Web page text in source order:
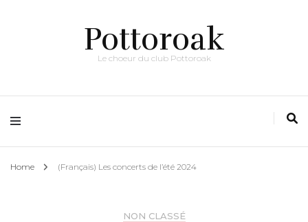
Pottoroak
Le choeur du club Pottoroak
Home (Français) Les concerts de l’été 2024
NON CLASSÉ